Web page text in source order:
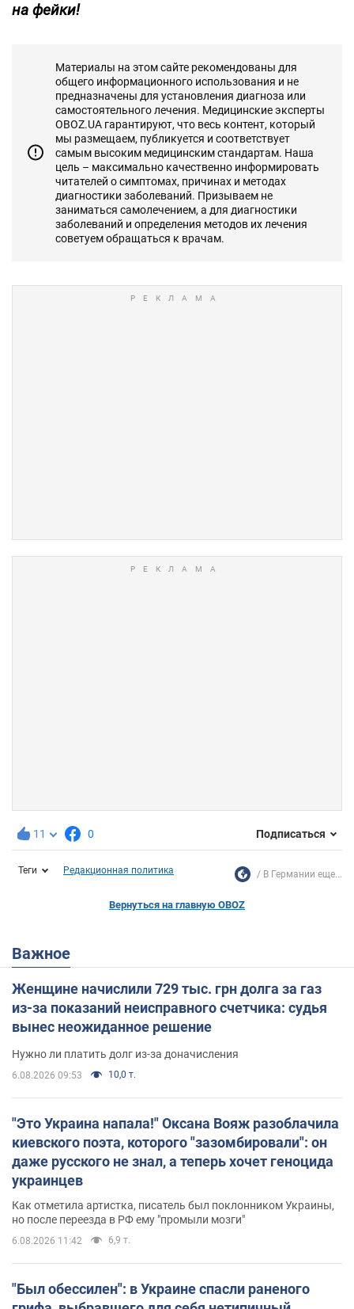
на фейки!
Материалы на этом сайте рекомендованы для
общего информационного использования и не
предназначены для установления диагноза или
самостоятельного лечения. Медицинские эксперты
OBOZ.UA гарантируют, что весь контент, который
мы размещаем, публикуется и соответствует
самым высоким медицинским стандартам. Наша
цель – максимально качественно информировать
читателей о симптомах, причинах и методах
диагностики заболеваний. Призываем не
заниматься самолечением, а для диагностики
заболеваний и определения методов их лечения
советуем обращаться к врачам.
11 0 Подписаться
Теги Редакционная политика В Германии еще...
Вернуться на главную OBOZ
Важное
Женщине начислили 729 тыс. грн долга за газ
из-за показаний неисправного счетчика: судья
вынес неожиданное решение
Нужно ли платить долг из-за доначисления
6.08.2026 09:53 10,0 т.
"Это Украина напала!" Оксана Вояж разоблачила
киевского поэта, которого "зазомбировали": он
даже русского не знал, а теперь хочет геноцида
украинцев
Как отметила артистка, писатель был поклонником Украины,
но после переезда в РФ ему "промыли мозги"
6.08.2026 11:42 6,9 т.
"Был обессилен": в Украине спасли раненого